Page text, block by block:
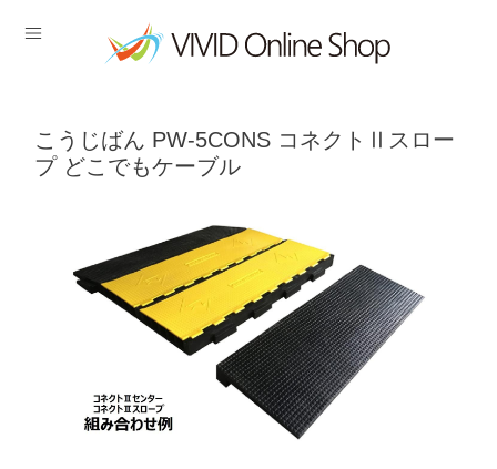
こうじばん PW-5CONS コネクトⅡスロー
プ どこでもケーブル